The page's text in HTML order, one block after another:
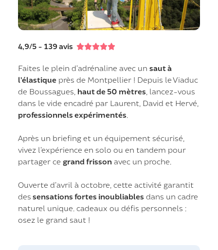
4,9/5 - 139 avis 
Faites le plein d’adrénaline avec unsaut à
l’élastique près de Montpellier ! Depuis le Viaduc
de Boussagues, haut de 50 mètres , lancez-vous
dans le vide encadré par Laurent, David et Hervé,
professionnels expérimentés
Après un briefing et un équipement sécurisé,
vivez l’expérience en solo ou en tandem pour
partager ce grand frisson avec un proche.
Ouverte d’avril à octobre, cette activité garantit
des sensations fortes inoubliables dans un cadre
naturel unique. cadeaux ou défis personnels :
osez le grand saut !